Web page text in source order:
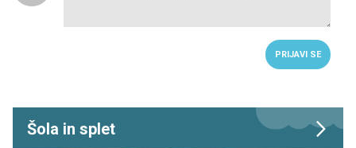
PRIJAVI SE
Šola in splet